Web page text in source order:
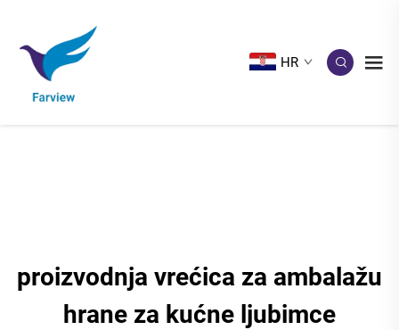
HR
proizvodnja vrećica za ambalažu
hrane za kućne ljubimce